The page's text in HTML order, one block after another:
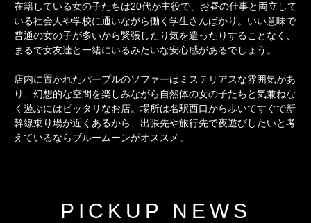
在籍している女の子たちは20代が主役で、お昼の仕事と両立して
いる社会人や学校に通いながら働く学生さんばかり。いい意味で
普通の女の子が多いから緊張したり気を遣ったりすることなく、
まるで女友達と一緒にいるみたいな安心感があるでしょう。
店内に置かれたパープルのソファーはミステリアスな雰囲気があ
り、幻想的な空間を楽しみながら自然体の女の子たちと気兼ねな
く遊ぶにはピッタリなお店。場所は名駅西口から歩いてすぐで新
幹線乗り場が近くあるから、出張先や旅行先で夜遊びしたいと考
えているならブルームーンがオススメ。
PICKUP NEWS